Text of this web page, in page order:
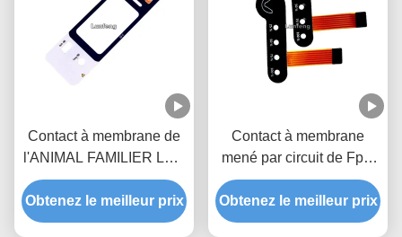
Contact à membrane de
l'ANIMAL FAMILIER LED
de polyester, contact à
membrane de clé adapté
aux besoins du client de
Obtenez le meilleur prix
Contact à membrane
mené par circuit de Fpc,
clavier numérique
extérieur mat de contact à
membrane
Obtenez le meilleur prix